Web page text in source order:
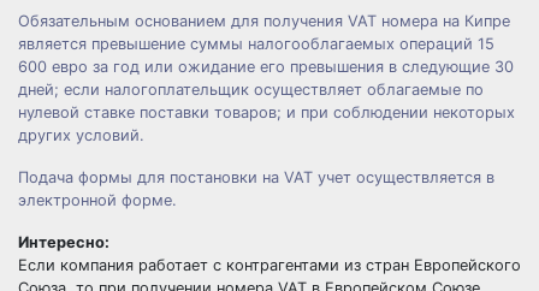
Обязательным основанием для получения VAT номера на Кипре
является превышение суммы налогооблагаемых операций 15
600 евро за год или ожидание его превышения в следующие 30
дней; если налогоплательщик осуществляет облагаемые по
нулевой ставке поставки товаров; и при соблюдении некоторых
других условий.
Подача формы для постановки на VAT учет осуществляется в
электронной форме.
Интересно:
Если компания работает с контрагентами из стран Европейского